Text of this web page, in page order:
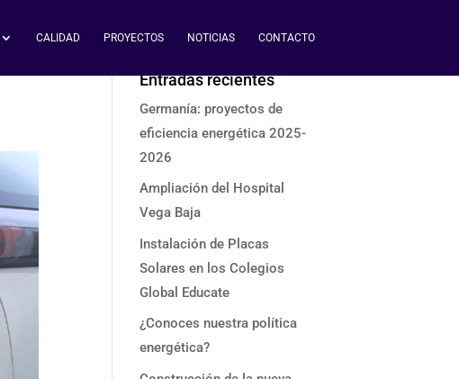
CALIDAD PROYECTOS NOTICIAS CONTACTO
Entradas recientes
Germanía: proyectos de
eficiencia energética 2025-
2026
Ampliación del Hospital
Vega Baja
Instalación de Placas
Solares en los Colegios
Global Educate
¿Conoces nuestra política
energética?